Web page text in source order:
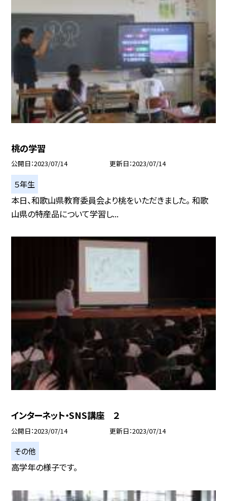
桃の学習
公開日 2023/07/14 更新日 2023/07/14
５年生
本日、和歌山県教育委員会より桃をいただきました。 和歌
山県の特産品について学習し...
インターネット・SNS講座 ２
公開日 2023/07/14 更新日 2023/07/14
その他
高学年の様子です。